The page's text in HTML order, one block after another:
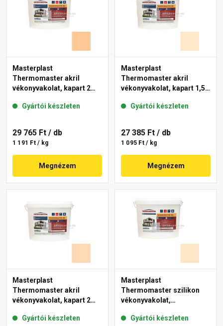
Masterplast
Thermomaster akril
vékonyvakolat, kapart 2
Gyártói készleten
29 765 Ft / db
1 191 Ft / kg
Megnézem
Masterplast
Thermomaster akril
vékonyvakolat, kapart 1,5
Gyártói készleten
27 385 Ft / db
1 095 Ft / kg
Megnézem
Masterplast
Thermomaster akril
vékonyvakolat, kapart 2
Gyártói készleten
Masterplast
Thermomaster szilikon
vékonyvakolat,
03-E 25 kg
Gyártói készleten